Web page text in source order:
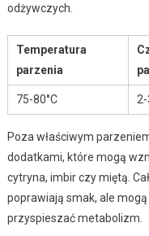
odżywczych.
Temperatura
parzenia
75-80°C
Poza właściwym
dodatkami, które mogą
cytryna, imbir czy miętą.
poprawiają smak, ale
przyspieszać metabolizm.